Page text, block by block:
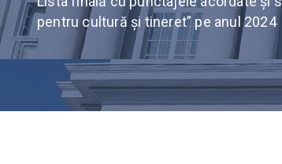
pentru cultură și tineret” pe anul 2024